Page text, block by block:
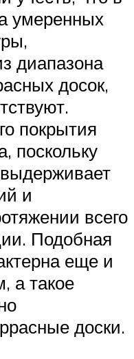
умеренных
диапазона
досок,
покрытия
поскольку
и
всего
Подобная
еще и
а такое
доски.